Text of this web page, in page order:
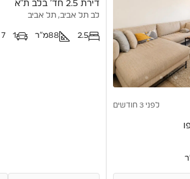
לפני 3 חודשים
דירת 2.5 חד’ בלב ת”א
לב תל אביב, תל אביב
2.5
88מ"ר 1 7 מ"ר